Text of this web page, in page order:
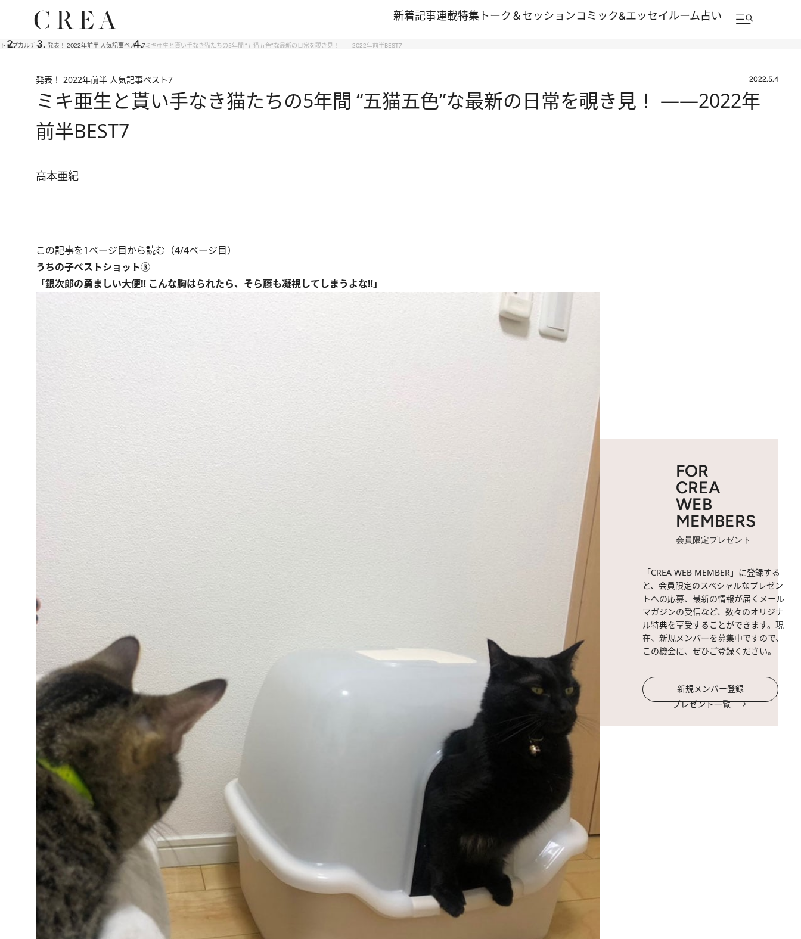
新着記事連載特集 トーク＆セッションコミック&エッセイルーム占い
トップカルチャー発表！ 2022年前半 人気記事ベスト7ミキ亜生と貰い手なき猫たちの5年間 “五猫五色”な最新の日常を覗き見！ ――2022年前半BEST7
発表！ 2022年前半 人気記事ベスト7 2022.5.4
ミキ亜生と貰い手なき猫たちの5年間 “五猫五色”な最新の日常を覗き見！ ――2022年
前半BEST7
高本亜紀
この記事を1ページ目から読む（4/4ページ目）
うちの子ベストショット③
「銀次郎の勇ましい大便‼ こんな胸はられたら、そら藤も凝視してしまうよな‼」
FOR
CREA
WEB
MEMBERS
会員限定プレゼント
「CREA WEB MEMBER」に登録する
と、会員限定のスペシャルなプレゼン
トへの応募、最新の情報が届くメール
マガジンの受信など、数々のオリジナ
ル特典を享受することができます。現
在、新規メンバーを募集中ですので、
この機会に、ぜひご登録ください。
新規メンバー登録
プレゼント一覧